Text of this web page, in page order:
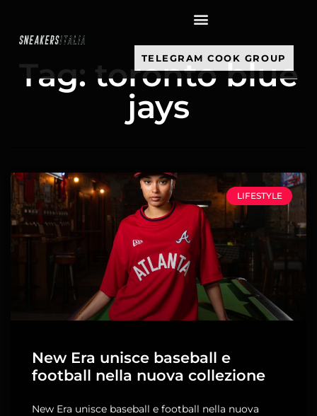
TELEGRAM COOK GROUP
Tag: toronto blue
jays
LIFESTYLE
New Era unisce baseball e
football nella nuova collezione
New Era unisce baseball e football nella nuova